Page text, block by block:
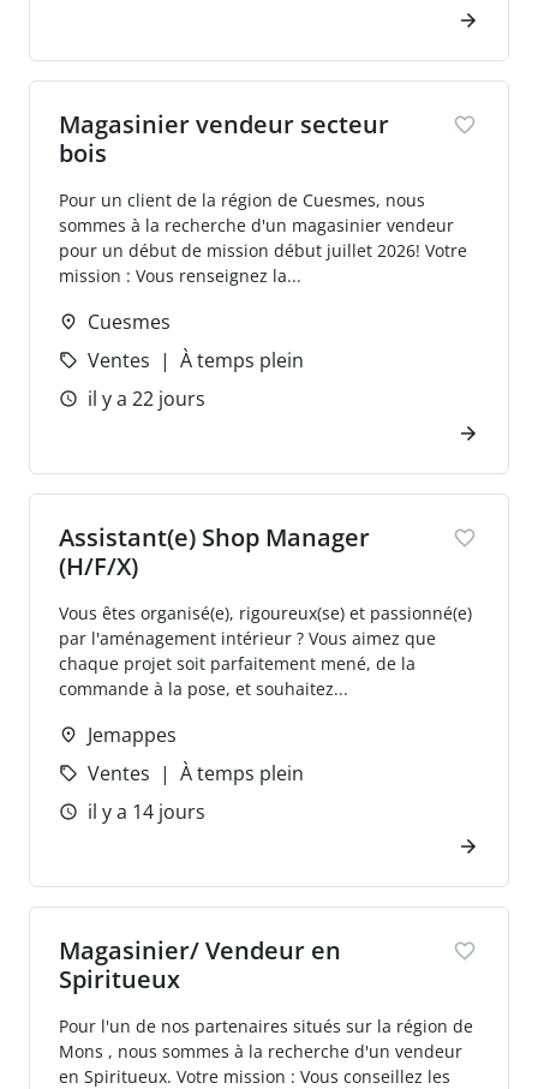
Magasinier vendeur secteur
bois
Pour un client de la région de Cuesmes, nous
sommes à la recherche d'un magasinier vendeur
pour un début de mission début juillet 2026! Votre
mission : Vous renseignez la...
Cuesmes
Ventes
À temps plein
il y a 22 jours
Assistant(e) Shop Manager
(H/F/X)
Vous êtes organisé(e), rigoureux(se) et passionné(e)
par l'aménagement intérieur ? Vous aimez que
chaque projet soit parfaitement mené, de la
commande à la pose, et souhaitez...
Jemappes
Ventes
À temps plein
il y a 14 jours
Magasinier/ Vendeur en
Spiritueux
Pour l'un de nos partenaires situés sur la région de
Mons , nous sommes à la recherche d'un vendeur
en Spiritueux. Votre mission : Vous conseillez les